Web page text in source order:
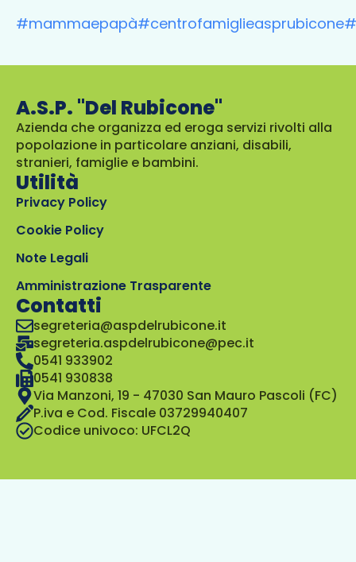
#mammaepapà#centrofamiglieasprubicone
A.S.P. "Del Rubicone"
Azienda che organizza ed eroga servizi rivolti alla
popolazione in particolare anziani, disabili,
stranieri, famiglie e bambini.
Utilità
Privacy Policy
Cookie Policy
Note Legali
Amministrazione Trasparente
Contatti
segreteria@aspdelrubicone.it
segreteria.aspdelrubicone@pec.it
0541 933902
0541 930838
Via Manzoni, 19 - 47030 San Mauro Pascoli (FC)
P.iva e Cod. Fiscale 03729940407
Codice univoco: UFCL2Q